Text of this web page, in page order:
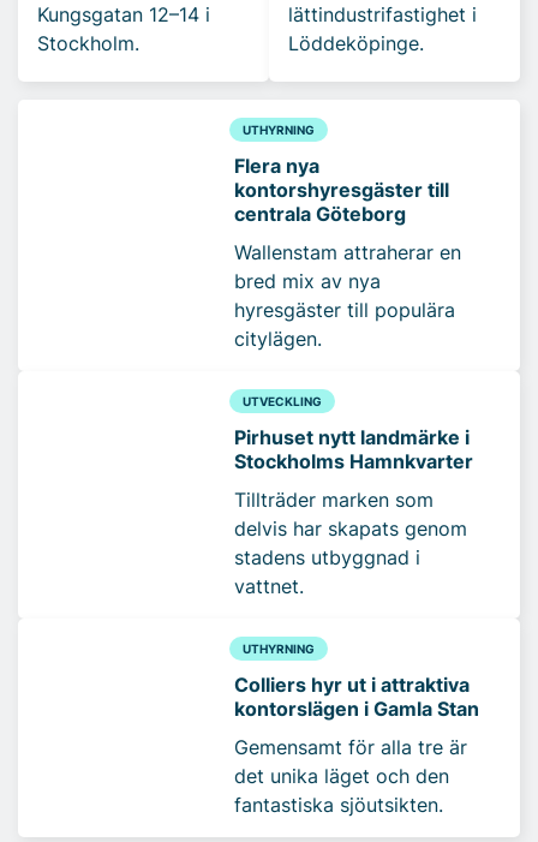
Kungsgatan 12–14 i
Stockholm.
lättindustrifastighet i
Löddeköpinge.
UTHYRNING
Flera nya
kontorshyresgäster till
centrala Göteborg
Wallenstam attraherar en
bred mix av nya
hyresgäster till populära
citylägen.
UTVECKLING
Pirhuset nytt landmärke i
Stockholms Hamnkvarter
Tillträder marken som
delvis har skapats genom
stadens utbyggnad i
vattnet.
UTHYRNING
Colliers hyr ut i attraktiva
kontorslägen i Gamla Stan
Gemensamt för alla tre är
det unika läget och den
fantastiska sjöutsikten.